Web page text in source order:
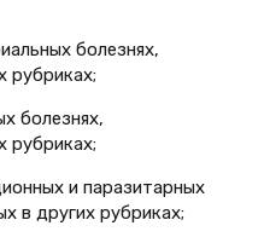
болезнях,
рубриках;
болезнях,
рубриках;
и паразитарных
в других рубриках;